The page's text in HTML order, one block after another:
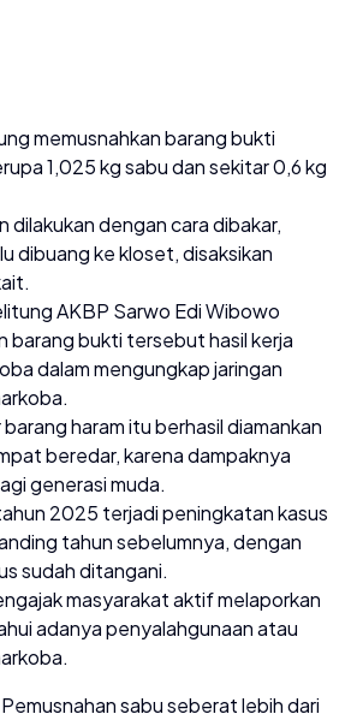
memusnahkan barang bukti
1,025 kg sabu dan sekitar 0,6 kg
dilakukan dengan cara dibakar,
dibuang ke kloset, disaksikan
AKBP Sarwo Edi Wibowo
barang bukti tersebut hasil kerja
dalam mengungkap jaringan
haram itu berhasil diamankan
beredar, karena dampaknya
generasi muda.
2025 terjadi peningkatan kasus
tahun sebelumnya, dengan
sudah ditangani.
masyarakat aktif melaporkan
adanya penyalahgunaan atau
sabu seberat lebih dari